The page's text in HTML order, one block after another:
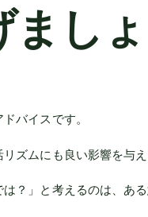
しょ
バイスです。
ズムにも良い影響を与え
？」と考えるのは、ある